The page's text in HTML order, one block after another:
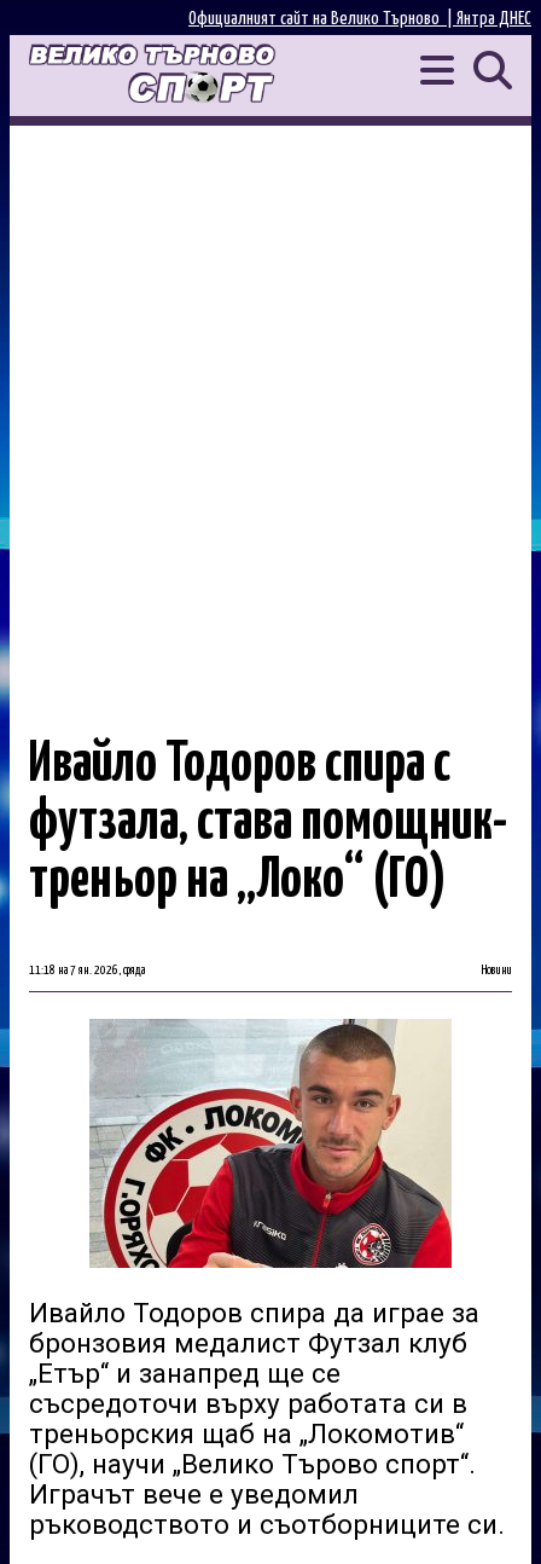
Янтра ДНЕС
Официалният сайт на Велико Търново |
Ивайло Тодоров спира с
футзала, става помощник-
треньор на „Локо“ (ГО)
11:18 на 7 ян. 2026, сряда Новини
Ивайло Тодоров спира да играе за
бронзовия медалист Футзал клуб
„Етър“ и занапред ще се
съсредоточи върху работата си в
треньорския щаб на „Локомотив“
(ГО), научи „Велико Търово спорт“.
Играчът вече е уведомил
ръководството и съотборниците си.